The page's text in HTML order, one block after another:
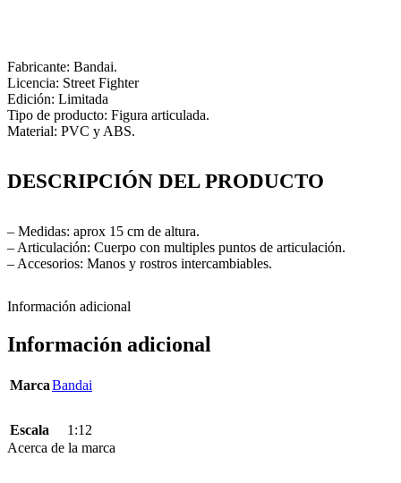
Fabricante: Bandai.
Licencia: Street Fighter
Edición: Limitada
Tipo de producto: Figura articulada.
Material: PVC y ABS.
DESCRIPCIÓN DEL PRODUCTO
– Medidas: aprox 15 cm de altura.
– Articulación: Cuerpo con multiples puntos de articulación.
– Accesorios: Manos y rostros intercambiables.
Información adicional
Información adicional
MarcaBandai
Escala
1:12
Acerca de la marca